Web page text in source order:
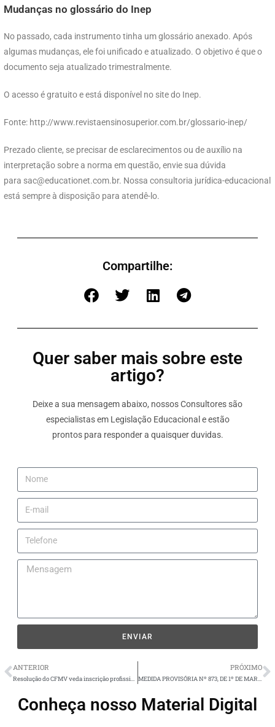
Mudanças no glossário do Inep
No passado, cada instrumento tinha um glossário anexado. Após
algumas mudanças, ele foi unificado e atualizado. O objetivo é que o
documento seja atualizado trimestralmente.
O acesso é gratuito e está disponível no site do Inep.
Fonte: http://www.revistaensinosuperior.com.br/glossario-inep/
Prezado cliente, se precisar de esclarecimentos ou de auxílio na
interpretação sobre a norma em questão, envie sua dúvida
para sac@educationet.com.br. Nossa consultoria jurídica-educacional
está sempre à disposição para atendê-lo.
Compartilhe:
Quer saber mais sobre este
artigo?
Deixe a sua mensagem abaixo, nossos Consultores são
especialistas em Legislação Educacional e estão
prontos para responder a quaisquer duvidas.
ENVIAR
ANTERIOR PRÓXIMO
Conheça nosso Material Digital